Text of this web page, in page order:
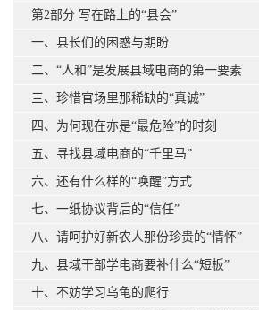
第2部分 写在路上的“县会”
一、县长们的困惑与期盼
二、“人和”是发展县域电商的第一要素
三、珍惜官场里那稀缺的“真诚”
四、为何现在亦是“最危险”的时刻
五、寻找县域电商的“千里马”
六、还有什么样的“唤醒”方式
七、一纸协议背后的“信任”
八、请呵护好新农人那份珍贵的“情怀”
九、县域干部学电商要补什么“短板”
十、不妨学习乌龟的爬行